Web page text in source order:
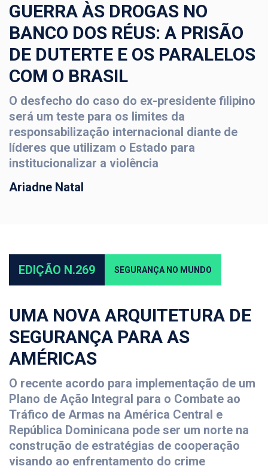
GUERRA ÀS DROGAS NO
BANCO DOS RÉUS: A PRISÃO
DE DUTERTE E OS PARALELOS
COM O BRASIL
O desfecho do caso do ex-presidente filipino
será um teste para os limites da
responsabilização internacional diante de
líderes que utilizam o Estado para
institucionalizar a violência
Ariadne Natal
EDIÇÃO N.269 SEGURANÇA NO MUNDO
UMA NOVA ARQUITETURA DE
SEGURANÇA PARA AS
AMÉRICAS
O recente acordo para implementação de um
Plano de Ação Integral para o Combate ao
Tráfico de Armas na América Central e
República Dominicana pode ser um norte na
construção de estratégias de cooperação
visando ao enfrentamento do crime